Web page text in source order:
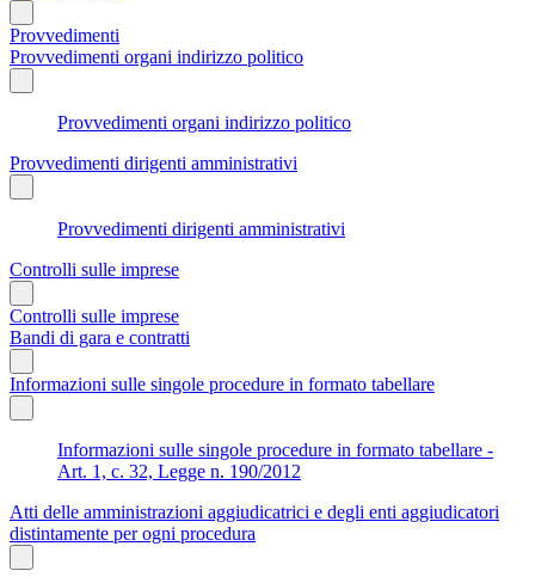
Provvedimenti
Provvedimenti organi indirizzo politico
Provvedimenti organi indirizzo politico
Provvedimenti dirigenti amministrativi
Provvedimenti dirigenti amministrativi
Controlli sulle imprese
Controlli sulle imprese
Bandi di gara e contratti
Informazioni sulle singole procedure in formato tabellare
Informazioni sulle singole procedure in formato tabellare -
Art. 1, c. 32, Legge n. 190/2012
Atti delle amministrazioni aggiudicatrici e degli enti aggiudicatori
distintamente per ogni procedura